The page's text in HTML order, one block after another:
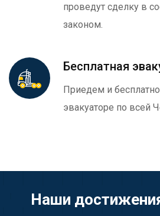
проведут сделку в
законом.
Бесплатная
Приедем и
эвакуаторе по всей
Наши